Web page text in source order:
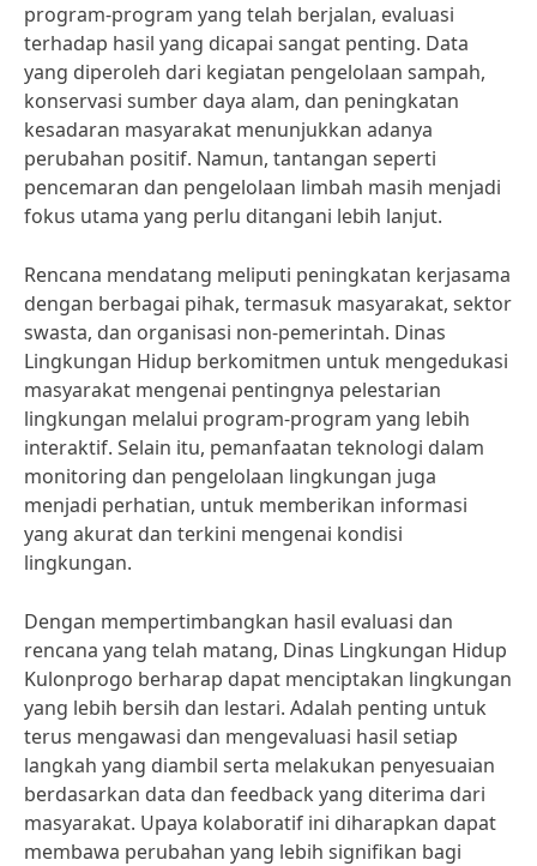
program-program yang telah berjalan, evaluasi
terhadap hasil yang dicapai sangat penting. Data
yang diperoleh dari kegiatan pengelolaan sampah,
konservasi sumber daya alam, dan peningkatan
kesadaran masyarakat menunjukkan adanya
perubahan positif. Namun, tantangan seperti
pencemaran dan pengelolaan limbah masih menjadi
fokus utama yang perlu ditangani lebih lanjut.
Rencana mendatang meliputi peningkatan kerjasama
dengan berbagai pihak, termasuk masyarakat, sektor
swasta, dan organisasi non-pemerintah. Dinas
Lingkungan Hidup berkomitmen untuk mengedukasi
masyarakat mengenai pentingnya pelestarian
lingkungan melalui program-program yang lebih
interaktif. Selain itu, pemanfaatan teknologi dalam
monitoring dan pengelolaan lingkungan juga
menjadi perhatian, untuk memberikan informasi
yang akurat dan terkini mengenai kondisi
lingkungan.
Dengan mempertimbangkan hasil evaluasi dan
rencana yang telah matang, Dinas Lingkungan Hidup
Kulonprogo berharap dapat menciptakan lingkungan
yang lebih bersih dan lestari. Adalah penting untuk
terus mengawasi dan mengevaluasi hasil setiap
langkah yang diambil serta melakukan penyesuaian
berdasarkan data dan feedback yang diterima dari
masyarakat. Upaya kolaboratif ini diharapkan dapat
membawa perubahan yang lebih signifikan bagi